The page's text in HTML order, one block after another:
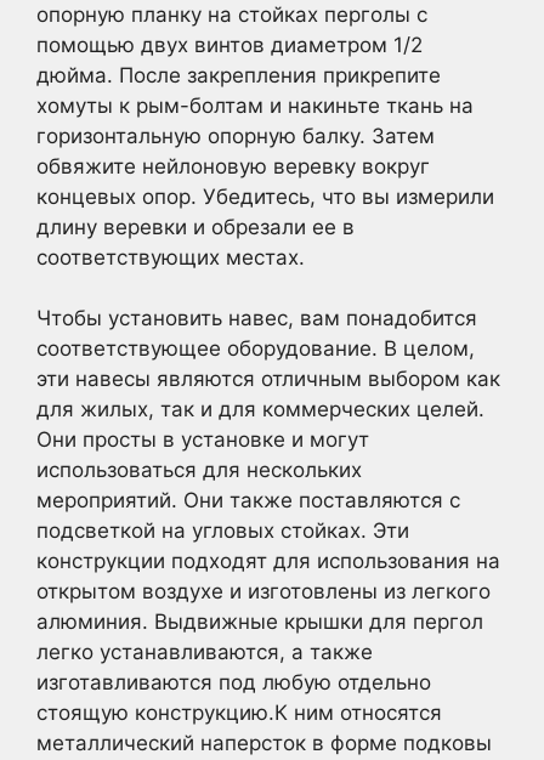
опорную планку на стойках перголы с
помощью двух винтов диаметром 1/2
дюйма. После закрепления прикрепите
хомуты к рым-болтам и накиньте ткань на
горизонтальную опорную балку. Затем
обвяжите нейлоновую веревку вокруг
концевых опор. Убедитесь, что вы измерили
длину веревки и обрезали ее в
соответствующих местах.
Чтобы установить навес, вам понадобится
соответствующее оборудование. В целом,
эти навесы являются отличным выбором как
для жилых, так и для коммерческих целей.
Они просты в установке и могут
использоваться для нескольких
мероприятий. Они также поставляются с
подсветкой на угловых стойках. Эти
конструкции подходят для использования на
открытом воздухе и изготовлены из легкого
алюминия. Выдвижные крышки для пергол
легко устанавливаются, а также
изготавливаются под любую отдельно
стоящую конструкцию.К ним относятся
металлический наперсток в форме подковы